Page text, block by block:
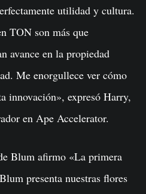
utilidad y cultura.
TON son más que
avance en la propiedad
Me enorgullece ver cómo
innovación», expresó Harry,
en Ape Accelerator.
Blum afirmo «La primera
presenta nuestras flores